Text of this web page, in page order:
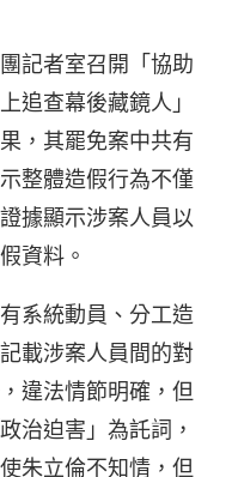
記者室召開「協助
追查幕後藏鏡人」
，其罷免案中共有
整體造假行為不僅
據顯示涉案人員以
資料。
系統動員、分工造
載涉案人員間的對
違法情節明確，但
治迫害」為託詞，
朱立倫不知情，但